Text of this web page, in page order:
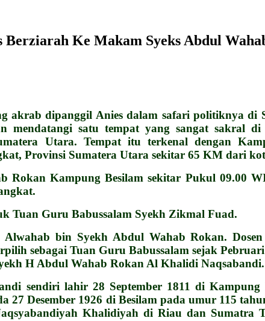
Berziarah Ke Makam Syeks Abdul
akrab dipanggil Anies dalam safari politiknya di
mendatangi satu tempat yang sangat sakral
Utara. Tempat itu terkenal dengan
Provinsi Sumatera Utara sekitar 65 KM dari
Rokan Kampung Besilam sekitar Pukul 09.00
Tuan Guru Babussalam Syekh Zikmal Fuad.
bin Syekh Abdul Wahab Rokan. Dosen
sebagai Tuan Guru Babussalam sejak
H Abdul Wahab Rokan Al Khalidi Naqsabandi.
sendiri lahir 28 September 1811 di
Desember 1926 di Besilam pada umur 115
Khalidiyah di Riau dan Sumatra